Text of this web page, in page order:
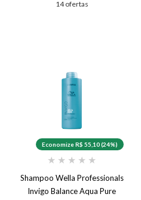
14 ofertas
Economize R$ 55,10 (24%)
★ ★ ★ ★ ★
Shampoo Wella Professionals
Invigo Balance Aqua Pure